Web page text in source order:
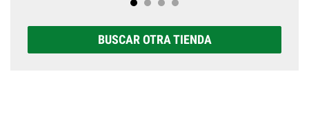
BUSCAR OTRA TIENDA